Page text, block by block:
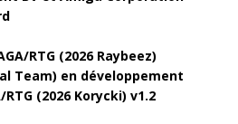
RTG (2026 Raybeez)
Team) en développement
RTG (2026 Korycki) v1.2